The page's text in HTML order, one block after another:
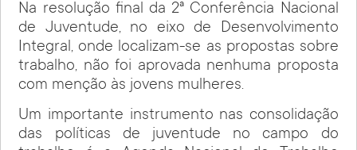
Na resolução final da 2ª Conferência Nacional
de Juventude, no eixo de Desenvolvimento
Integral, onde localizam-se as propostas sobre
trabalho, não foi aprovada nenhuma proposta
com menção às jovens mulheres.
Um importante instrumento nas consolidação
das políticas de juventude no campo do